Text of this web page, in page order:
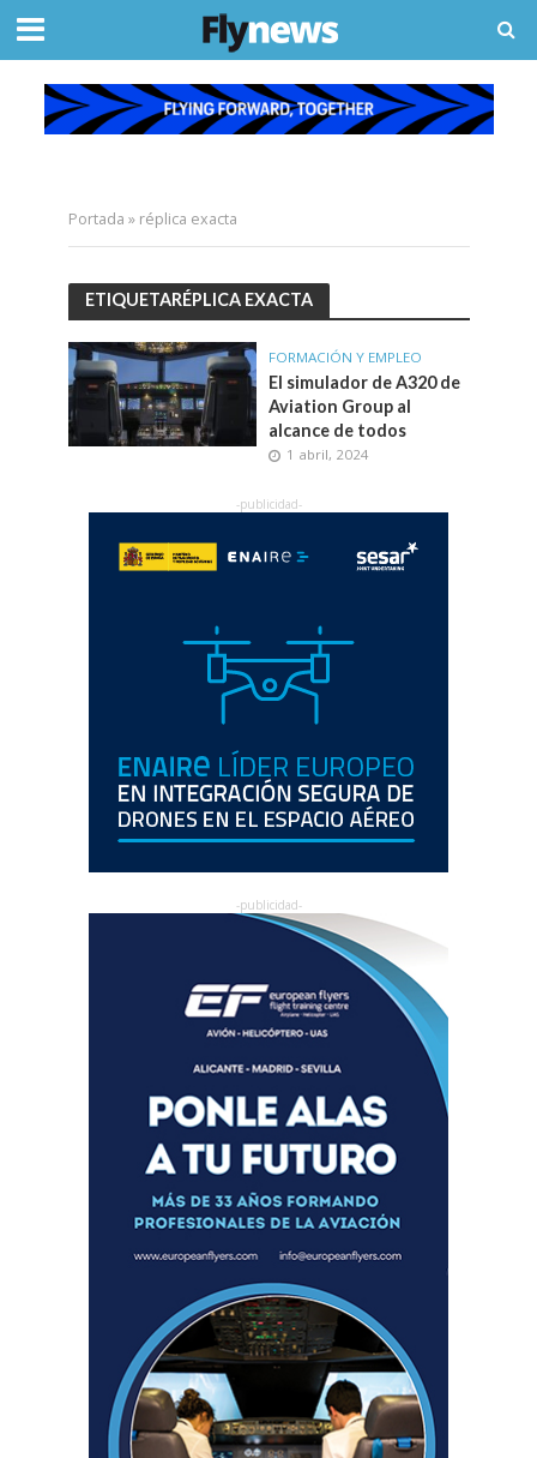
Portada » réplica exacta
ETIQUETARÉPLICA EXACTA
FORMACIÓN Y EMPLEO
El simulador de A320 de
Aviation Group al
alcance de todos
1 abril, 2024